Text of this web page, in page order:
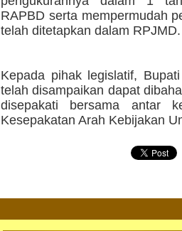
RAPBD serta mempermudah
telah ditetapkan dalam RPJMD.
Kepada pihak legislatif,
telah disampaikan dapat
disepakati bersama antar
Kesepakatan Arah Kebijakan